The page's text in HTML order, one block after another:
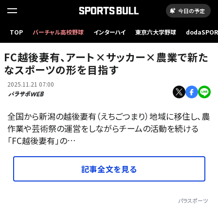
今日の予定
TOP バーチャル高校野球 インターハイ 東京六大学野球
FC越後妻有、アート×サッカー×農業で新た
なスポーツの形を目指す
2025.11.21 07:00
全国から新潟の越後妻有（えちごつまり）地域に移住し、農
作業や芸術祭の運営をしながらチームの活動を続ける
「FC越後妻有」の…
記事全文を見る
パラスポーツ